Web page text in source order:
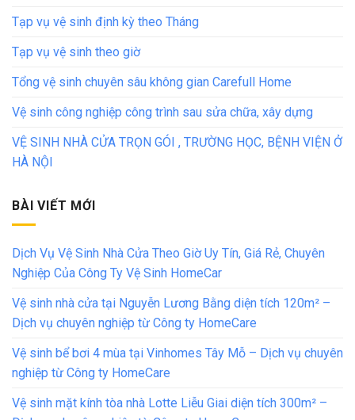
Tạp vụ vệ sinh định kỳ theo Tháng
Tạp vụ vệ sinh theo giờ
Tổng vệ sinh chuyên sâu không gian Carefull Home
Vệ sinh công nghiệp công trình sau sửa chữa, xây dựng
VỆ SINH NHÀ CỬA TRỌN GÓI , TRƯỜNG HỌC, BỆNH VIỆN Ở
HÀ NỘI
BÀI VIẾT MỚI
Dịch Vụ Vệ Sinh Nhà Cửa Theo Giờ Uy Tín, Giá Rẻ, Chuyên
Nghiệp Của Công Ty Vệ Sinh HomeCar
Vệ sinh nhà cửa tại Nguyễn Lương Bằng diện tích 120m² –
Dịch vụ chuyên nghiệp từ Công ty HomeCare
Vệ sinh bể bơi 4 mùa tại Vinhomes Tây Mỗ – Dịch vụ chuyên
nghiệp từ Công ty HomeCare
Vệ sinh mặt kính tòa nhà Lotte Liễu Giai diện tích 300m² –